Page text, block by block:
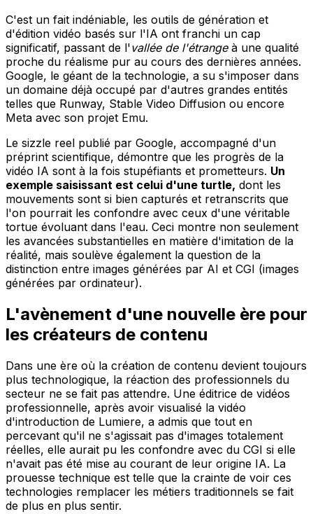
C'est un fait indéniable, les outils de génération et
d'édition vidéo basés sur l'IA ont franchi un cap
significatif, passant de l'vallée de l'étrangeà une qualité
proche du réalisme pur au cours des dernières années.
Google, le géant de la technologie, a su s'imposer dans
un domaine déjà occupé par d'autres grandes entités
telles que Runway, Stable Video Diffusion ou encore
Meta avec son projet Emu.
Le sizzle reel publié par Google, accompagné d'un
préprint scientifique, démontre que les progrès de la
vidéo IA sont à la fois stupéfiants et prometteurs. Un
exemple saisissant est celui d'une turtle, dont les
mouvements sont si bien capturés et retranscrits que
l'on pourrait les confondre avec ceux d'une véritable
tortue évoluant dans l'eau. Ceci montre non seulement
les avancées substantielles en matière d'imitation de la
réalité, mais soulève également la question de la
distinction entre images générées par AI et CGI (images
générées par ordinateur).
L'avènement d'une nouvelle ère pour
les créateurs de contenu
Dans une ère où la création de contenu devient toujours
plus technologique, la réaction des professionnels du
secteur ne se fait pas attendre. Une éditrice de vidéos
professionnelle, après avoir visualisé la vidéo
d'introduction de Lumiere, a admis que tout en
percevant qu'il ne s'agissait pas d'images totalement
réelles, elle aurait pu les confondre avec du CGI si elle
n'avait pas été mise au courant de leur origine IA. La
prouesse technique est telle que la crainte de voir ces
technologies remplacer les métiers traditionnels se fait
de plus en plus sentir.